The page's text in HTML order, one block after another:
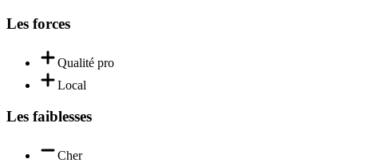
Les forces
Qualité pro
Local
Les faiblesses
Cher